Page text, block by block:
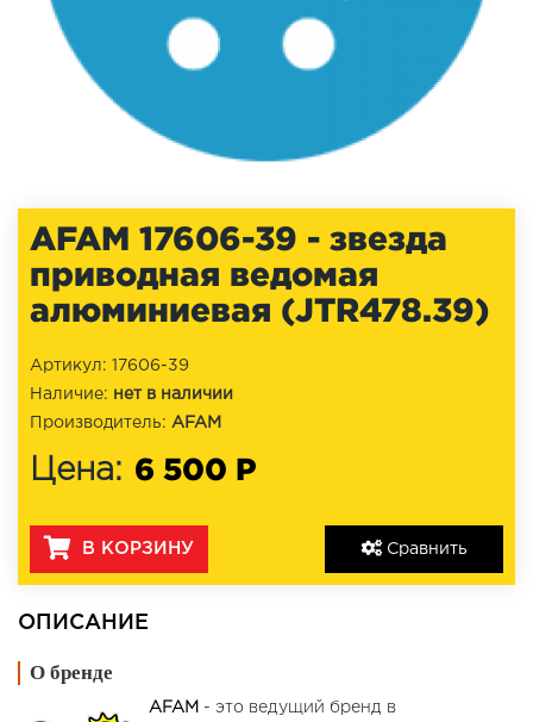
AFAM 17606-39 - звезда
приводная ведомая
алюминиевая (JTR478.39)
Сравнить
Артикул: 17606-39
Наличие: нет в наличии
Производитель: AFAM
Цена: 6 500 Р
В КОРЗИНУ
ОПИСАНИЕ
О бренде
AFAM - это ведущий бренд в